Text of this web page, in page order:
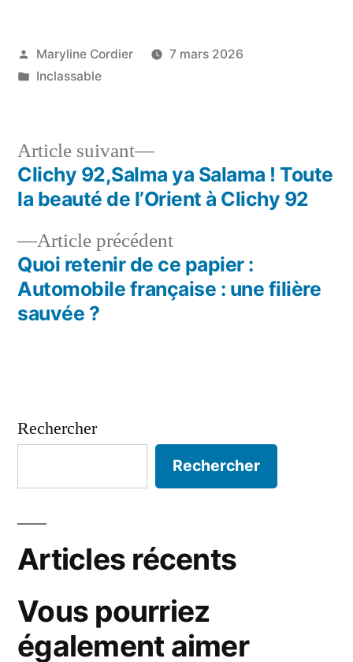
Publié
par
Maryline Cordier
7 mars 2026
Publié
Inclassable
Navigation
l’article
Article précédentArticle
précédent :
Quoi retenir de ce papier :
Automobile française : une filière
sauvée ?
Article suivant
Article
suivant :
Clichy 92,Salma ya Salama ! Toute
la beauté de l’Orient à Clichy 92
Rechercher
Rechercher
Articles récents
Vous pourriez
également aimer